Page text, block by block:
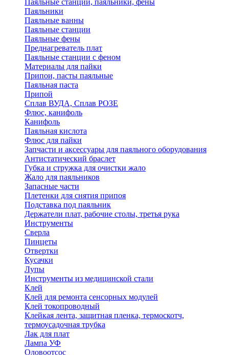
Паяльные станции, паяльники, фены
Паяльники
Паяльные ванны
Паяльные станции
Паяльные фены
Преднагреватель плат
Паяльные станции с феном
Материалы для пайки
Припои, пасты паяльные
Паяльная паста
Припой
Сплав ВУДА, Сплав РОЗЕ
Флюс, канифоль
Канифоль
Паяльная кислота
Флюс для пайки
Запчасти и аксессуары для паяльного оборудования
Антистатический браслет
Губка и стружка для очистки жало
Жало для паяльников
Запасные части
Плетенки для снятия припоя
Подставка под паяльник
Держатели плат, рабочие столы, третья рука
Инструменты
Сверла
Пинцеты
Отвертки
Кусачки
Лупы
Инструменты из медицинской стали
Клей
Клей для ремонта сенсорных модулей
Клей токопроводный
Клейкая лента, защитная пленка, термоскотч,
термоусадочная трубка
Лак для плат
Лампа УФ
Оловоотсос